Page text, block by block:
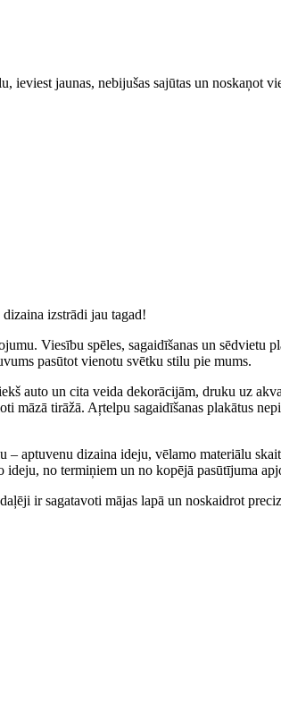
jaunas, nebijušas sajūtas un noskaņot
izstrādi jau tagad!
Viesību spēles, sagaidīšanas un sēdvietu
pasūtot vienotu svētku stilu pie mums.
auto un cita veida dekorācijām, druku uz
māzā tirāžā. Aŗtelpu sagaidīšanas plakātus
aptuvenu dizaina ideju, vēlamo materiālu
no termiņiem un no kopējā pasūtījuma
ir sagatavoti mājas lapā un noskaidrot